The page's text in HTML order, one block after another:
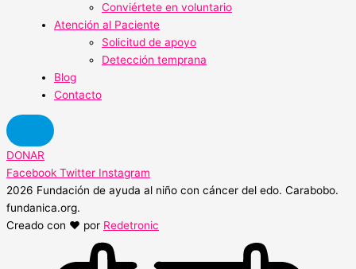
Conviértete en voluntario
Atención al Paciente
Solicitud de apoyo
Detección temprana
Blog
Contacto
DONAR
Facebook Twitter Instagram
2026 Fundación de ayuda al niño con cáncer del edo. Carabobo.
fundanica.org.
Creado con ❤️ por Redetronic